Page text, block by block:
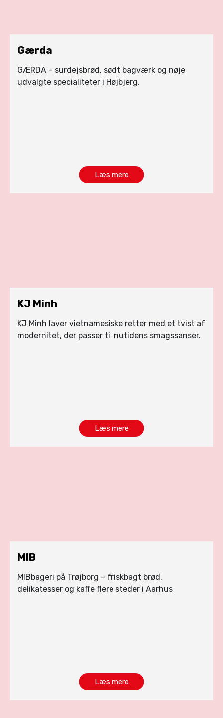
Gærda
GÆRDA – surdejsbrød, sødt bagværk og nøje
udvalgte specialiteter i Højbjerg.
Læs mere
KJ Minh
KJ Minh laver vietnamesiske retter med et tvist af
modernitet, der passer til nutidens smagssanser.
Læs mere
MIB
MIBbageri på Trøjborg – friskbagt brød,
delikatesser og kaffe flere steder i Aarhus
Læs mere